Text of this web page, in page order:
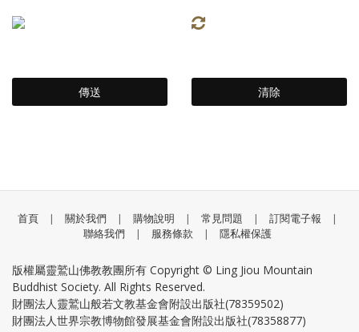
首頁 | 關於我們 | 購物說明 | 常見問題 | 訂閱電子報
|
聯絡我們
| 服務條款 | 隱私權保護
版權屬靈鷲山佛教教團所有 Copyright © Ling Jiou Mountain
Buddhist Society. All Rights Reserved.
財團法人靈鷲山般若文教基金會附設出版社(78359502)
財團法人世界宗教博物館發展基金會附設出版社(78358877)